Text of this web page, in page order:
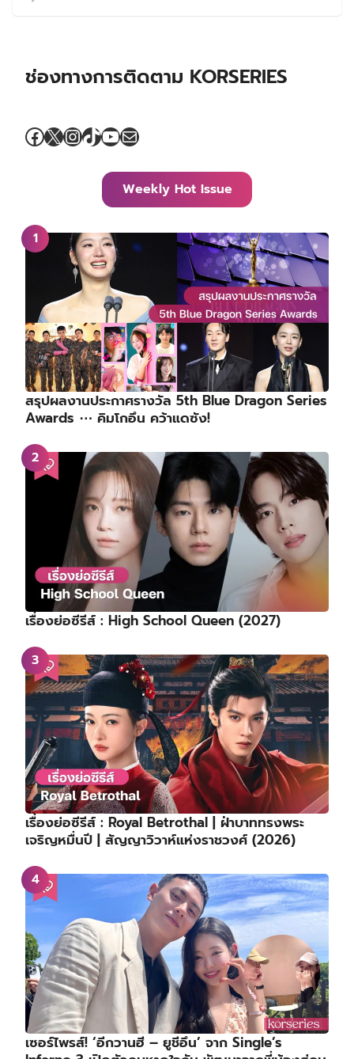
ช่องทางการติดตาม KORSERIES
Facebook
X Instagram
TikTok
YouTube
Mail
Weekly Hot Issue
สรุปผลงานประกาศรางวัล 5th Blue Dragon Series
Awards ⋯ คิมโกอึน คว้าแดซัง!
เรื่องย่อซีรีส์ : High School Queen (2027)
เรื่องย่อซีรีส์ : Royal Betrothal | ฝ่าบาททรงพระ
เจริญหมื่นปี | สัญญาวิวาห์แห่งราชวงศ์ (2026)
เซอร์ไพรส์! ‘อีกวานฮี – ยูชีอึน’ จาก Single’s